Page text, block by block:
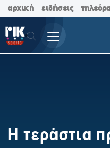
αρχική ειδήσεις
Η τεράστια